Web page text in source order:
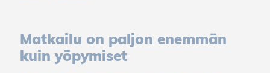
Matkailu on paljon enemmän
kuin yöpymiset